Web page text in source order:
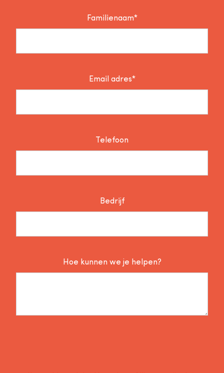
Familienaam*
Email adres*
Telefoon
Bedrijf
Hoe kunnen we je helpen?